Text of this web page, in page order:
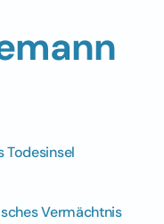
Todesinsel
Vermächtnis